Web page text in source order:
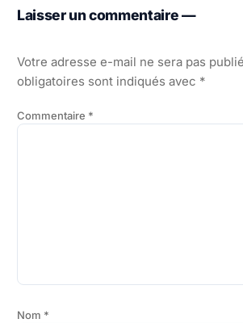
Laisser un commentaire —
Votre adresse e-mail ne sera pas
obligatoires sont indiqués avec *
Commentaire *
Nom *